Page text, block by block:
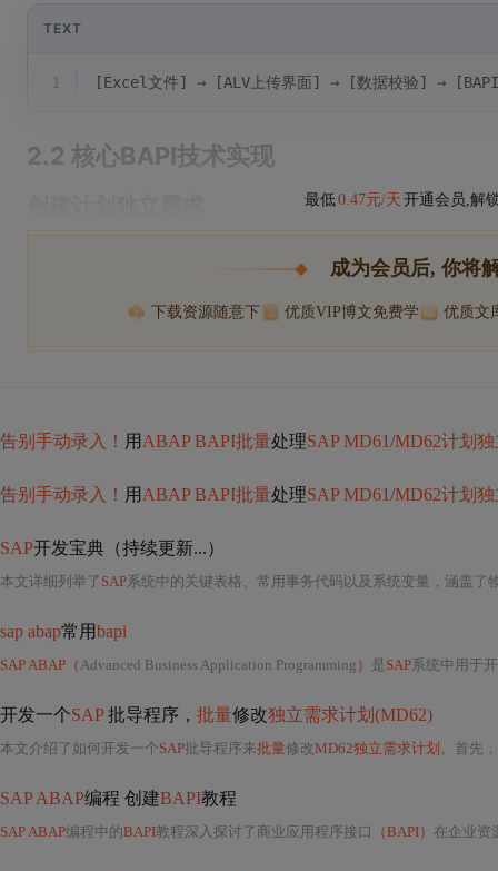
TEXT
1 [Excel文件] → [ALV上传界面] → [数据校验] →
2.2 核心BAPI技术实现
最低0.47元/天 开通会员,解
成为会员后, 你将
下载资源随意下 优质VIP博文免费学 优质文
告别手动录入！ 用 ABAP BAPI批量处理SAP MD61/MD62计划
告别手动录入！ 用 ABAP BAPI批量处理SAP MD61/MD62计划
SAP开发宝典（持续更新...）
本文详细列举了 SAP系统中的关键表格、常用事务代码以及系统变量，涵盖了物料主数据、库存、采购、销售、生产、财务管理等多个模块。同时，介绍了常见
sap abap常用bapi
SAP ABAP（ Advanced Business Application Programming ） 是 SAP系统中用于
开发一个SAP 批导程序， 批量修改独立需求计划(MD62)
本文介绍了如何开发一个SAP批导程序来批量修改MD62独立需求计划 。首先
SAP ABAP编程 创建BAPI教程
SAP ABAP编程中的BAPI教程深入探讨了商业应用程序接口 （BAPI） 在企业资